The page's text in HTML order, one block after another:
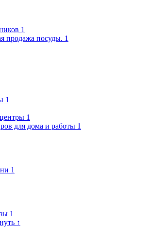
1
продажа посуды. 1
1
1
для дома и работы 1
1
1
↑